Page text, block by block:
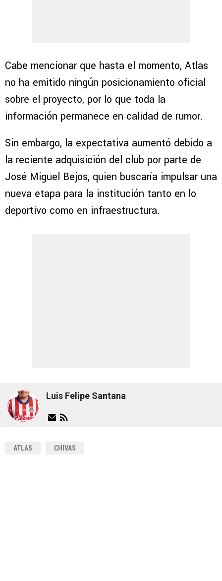
Cabe mencionar que hasta el momento, Atlas
no ha emitido ningún posicionamiento oficial
sobre el proyecto, por lo que toda la
información permanece en calidad de rumor.
Sin embargo, la expectativa aumentó debido a
la reciente adquisición del club por parte de
José Miguel Bejos, quien buscaría impulsar una
nueva etapa para la institución tanto en lo
deportivo como en infraestructura.
Luis Felipe Santana
ATLAS CHIVAS